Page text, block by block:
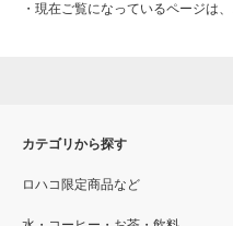
・ 現在ご覧になっているページは
カテゴリから探す
ロハコ限定商品など